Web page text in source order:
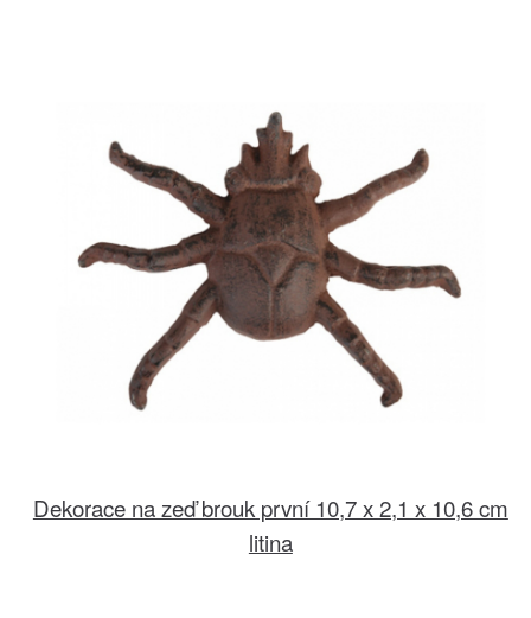
Dekorace na zeď brouk první 10,7 x 2,1 x 10,6 cm
litina